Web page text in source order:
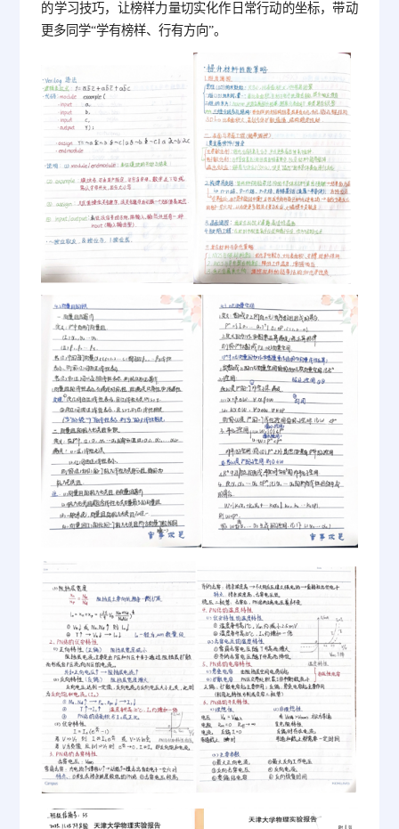
的学习技巧，让榜样力量切实化作日常行动的坐标，带动
更多同学“学有榜样、行有方向”。